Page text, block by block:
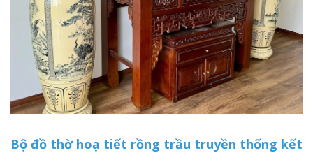
Bộ đồ thờ hoạ tiết rồng trầu truyền thống kết